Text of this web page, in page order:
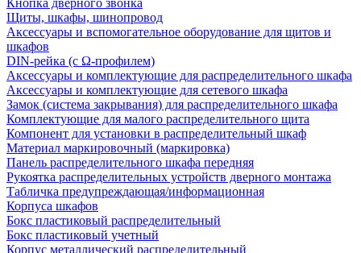
Кнопка дверного звонка
Щиты, шкафы, шинопровод
Аксессуары и вспомогательное оборудование для щитов и
шкафов
DIN-рейка (с Ω-профилем)
Аксессуары и комплектующие для распределительного шкафа
Аксессуары и комплектующие для сетевого шкафа
Замок (система закрывания) для распределительного шкафа
Комплектующие для малого распределительного щита
Компонент для установки в распределительный шкаф
Материал маркировочный (маркировка)
Панель распределительного шкафа передняя
Рукоятка распределительных устройств дверного монтажа
Табличка предупреждающая/информационная
Корпуса шкафов
Бокс пластиковый распределительный
Бокс пластиковый учетный
Корпус металлический распределительный